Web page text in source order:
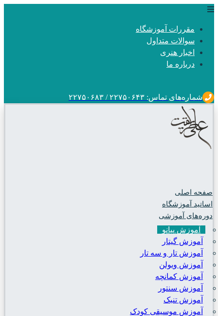
مقررات آموزشگاه
سوالات متداول
اخبار هنری
درباره ما
شماره‌های تماس: ۲۲۷۵۰۶۴۳ / ۲۲۷۵۰۶۸۳
صفحه اصلی
اساتید آموزشگاه
دوره‌های آموزشی
آموزش پیانو
آموزش گیتار
آموزش تار و سه تار
آموزش ویولن
آموزش کمانچه
آموزش سنتور
آموزش تنبک
آموزش موسیقی کودک